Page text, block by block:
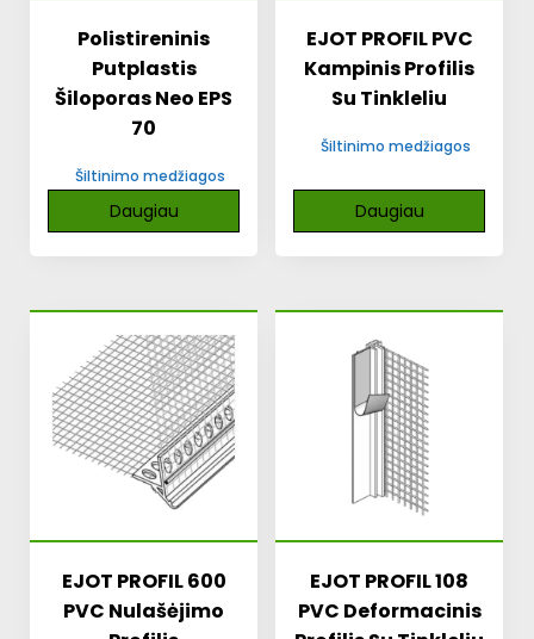
Polistireninis
Putplastis
Šiloporas Neo EPS
70
Šiltinimo medžiagos
Daugiau
EJOT PROFIL PVC
Kampinis Profilis
Su Tinkleliu
Šiltinimo medžiagos
Daugiau
EJOT PROFIL 600
PVC Nulašėjimo
EJOT PROFIL 108
PVC Deformacinis